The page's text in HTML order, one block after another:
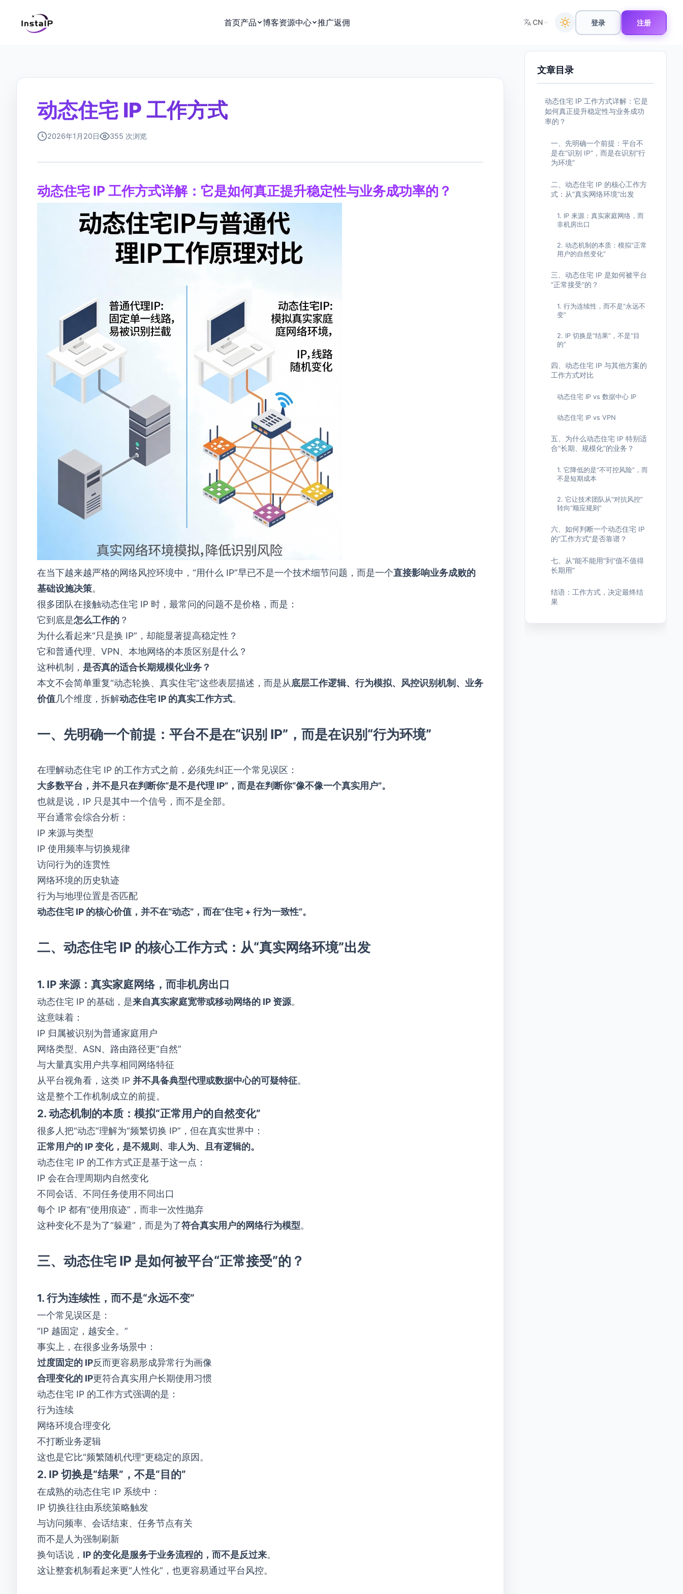
首页产品 博客资源中心 推广返佣 CN 登录 注册
动态住宅 IP 工作方式
2026年1月20日 355 次浏览
动态住宅 IP 工作方式详解：它是如何真正提升稳定性与业务成功率的？
在当下越来越严格的网络风控环境中，“用什么 IP”早已不是一个技术细节问题，而是一个直接影响业务成败的
基础设施决策。
很多团队在接触动态住宅 IP 时，最常问的问题不是价格，而是：
它到底是怎么工作的 ？
为什么看起来“只是换 IP”，却能显著提高稳定性？
它和普通代理、VPN、本地网络的本质区别是什么？
这种机制， 是否真的适合长期规模化业务？
本文不会简单重复“动态轮换、真实住宅”这些表层描述，而是从底层工作逻辑、行为模拟、风控识别机制、业务
价值几个维度，拆解动态住宅 IP 的真实工作方式。
一、先明确一个前提：平台不是在“识别 IP”，而是在识别“行为环境”
在理解动态住宅 IP 的工作方式之前，必须先纠正一个常见误区：
大多数平台，并不是只在判断你“是不是代理 IP”，而是在判断你“像不像一个真实用户”。
也就是说，IP 只是其中一个信号，而不是全部。
平台通常会综合分析：
IP 来源与类型
IP 使用频率与切换规律
访问行为的连贯性
网络环境的历史轨迹
行为与地理位置是否匹配
动态住宅 IP 的核心价值 ，并不在“动态”，而在“住宅 + 行为一致性”。
二、动态住宅 IP 的核心工作方式：从“真实网络环境”出发
1. IP 来源：真实家庭网络，而非机房出口
动态住宅 IP 的基础，是来自真实家庭宽带或移动网络的 IP 资源。
这意味着：
IP 归属被识别为普通家庭用户
网络类型、ASN、路由路径更“自然”
与大量真实用户共享相同网络特征
从平台视角看，这类 IP 并不具备典型代理或数据中心的可疑特征。
这是整个工作机制成立的前提。
2. 动态机制的本质：模拟“正常用户的自然变化”
很多人把“动态”理解为“频繁切换 IP”，但在真实世界中：
正常用户的 IP 变化，是不规则、非人为、且有逻辑的。
动态住宅 IP 的工作方式正是基于这一点：
IP 会在合理周期内自然变化
不同会话、不同任务使用不同出口
每个 IP 都有“使用痕迹”，而非一次性抛弃
这种变化不是为了“躲避”，而是为了符合真实用户的网络行为模型。
三、动态住宅 IP 是如何被平台“正常接受”的？
1. 行为连续性，而不是“永远不变”
一个常见误区是：
“IP 越固定，越安全。”
事实上，在很多业务场景中：
过度固定的 IP反而更容易形成异常行为画像
合理变化的 IP更符合真实用户长期使用习惯
动态住宅 IP 的工作方式强调的是：
行为连续
网络环境合理变化
不打断业务逻辑
这也是它比“频繁随机代理”更稳定的原因。
2. IP 切换是“结果”，不是“目的”
在成熟的动态住宅 IP 系统中：
IP 切换往往由系统策略触发
与访问频率、会话结束、任务节点有关
而不是人为强制刷新
换句话说， IP 的变化是服务于业务流程的，而不是反过来。
这让整套机制看起来更“人性化”，也更容易通过平台风控。
文章目录
动态住宅 IP 工作方式详解：它是
如何真正提升稳定性与业务成功
率的？
一、先明确一个前提：平台不
是在“识别 IP”，而是在识别“行
为环境”
二、动态住宅 IP 的核心工作方
式：从“真实网络环境”出发
1. IP 来源：真实家庭网络，而
非机房出口
2. 动态机制的本质：模拟“正常
用户的自然变化”
三、动态住宅 IP 是如何被平台
“正常接受”的？
1. 行为连续性，而不是“永远不
变”
2. IP 切换是“结果”，不是“目
的”
四、动态住宅 IP 与其他方案的
工作方式对比
动态住宅 IP vs 数据中心 IP
动态住宅 IP vs VPN
五、为什么动态住宅 IP 特别适
合“长期、规模化”的业务？
1. 它降低的是“不可控风险”，而
不是短期成本
2. 它让技术团队从“对抗风控”
转向“顺应规则”
六、如何判断一个动态住宅 IP
的“工作方式”是否靠谱？
七、从“能不能用”到“值不值得
长期用”
结语：工作方式，决定最终结
果